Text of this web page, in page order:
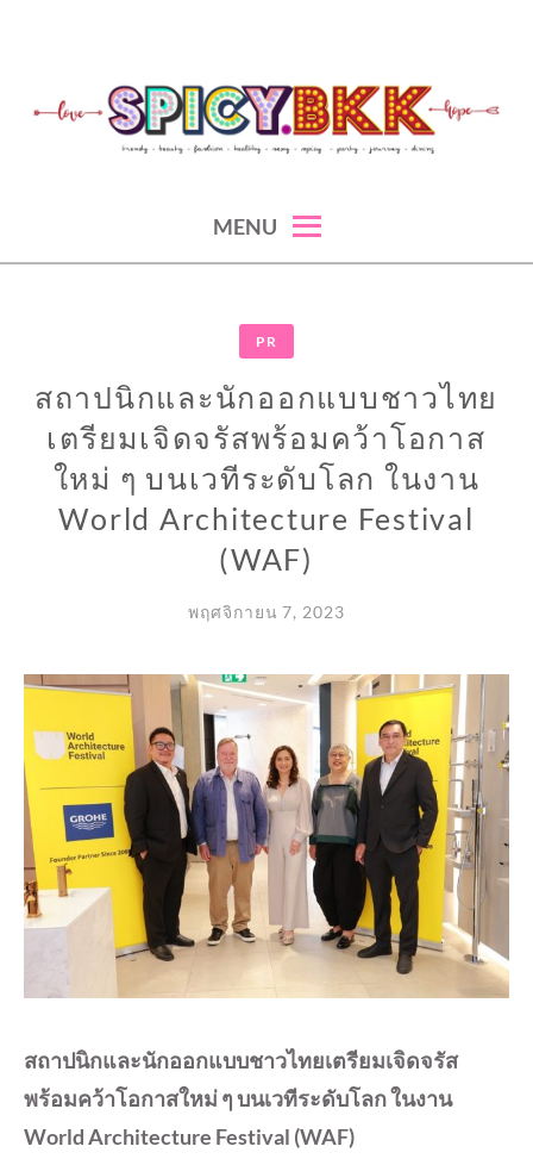
content
MENU
PR
สถาปนิกและนักออกแบบชาวไทย
เตรียมเจิดจรัสพร้อมคว้าโอกาส
ใหม่ ๆ บนเวทีระดับโลก ในงาน
World Architecture Festival
(WAF)
พฤศจิกายน 7, 2023
สถาปนิกและนักออกแบบชาวไทยเตรียมเจิดจรัส
พร้อมคว้าโอกาสใหม่ ๆ บนเวทีระดับโลก ในงาน
World Architecture Festival (WAF)